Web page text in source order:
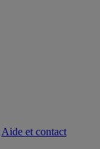
Aide et contact